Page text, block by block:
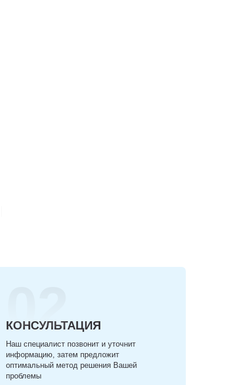
02
КОНСУЛЬТАЦИЯ
Наш специалист позвонит и уточнит
информацию, затем предложит
оптимальный метод решения Вашей
проблемы